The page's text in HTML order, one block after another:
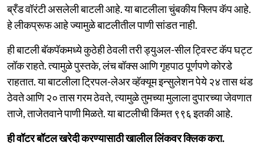
ब्रँड वॉरंटी असलेली बाटली आहे. या बाटलीला चुंबकीय फ्लिप कॅप आहे.
हे लीकप्रूफ आहे ज्यामुळे बाटलीतील पाणी सांडत नाही.
ही बाटली बॅकपॅकमध्ये कुठेही ठेवली तरी ड्युअल-सील ट्विस्ट कॅप घट्ट
लॉक राहते. त्यामुळे पुस्तके, लंच बॉक्स आणि गृहपाठ पूर्णपणे कोरडे
राहतात. या बाटलीला ट्रिपल-लेअर व्हॅक्यूम इन्सुलेशन पेये २४ तास थंड
ठेवते आणि २० तास गरम ठेवते, त्यामुळे तुमच्या मुलाला दुपारच्या जेवणात
ताजे, ताजेतवाने पाणी मिळते. या बाटलीची किंमत ९९६ इतकी आहे.
ही वॉटर बॉटल खरेदी करण्यासाठी खालील लिंकवर क्लिक करा.